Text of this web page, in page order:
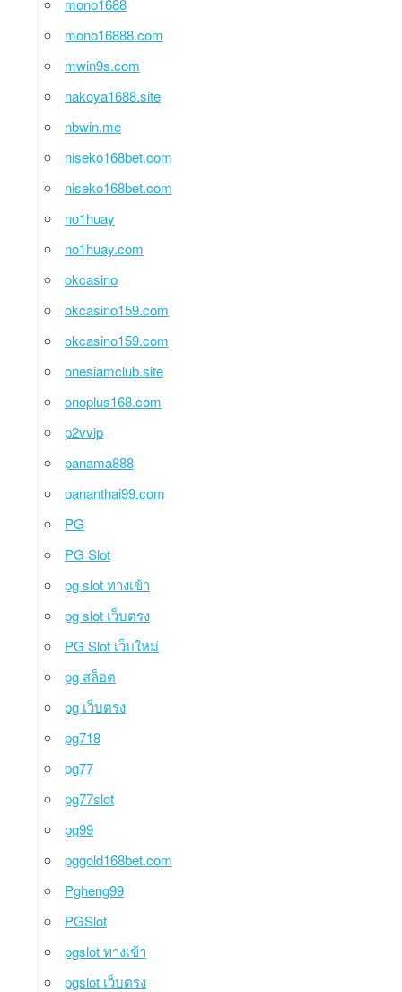
mono1688
mono16888.com
mwin9s.com
nakoya1688.site
nbwin.me
niseko168bet.com
niseko168bet.com
no1huay
no1huay.com
okcasino
okcasino159.com
okcasino159.com
onesiamclub.site
onoplus168.com
p2vvip
panama888
pananthai99.com
PG
PG Slot
pg slot ทางเข้า
pg slot เว็บตรง
PG Slot เว็บใหม่
pg สล็อต
pg เว็บตรง
pg718
pg77
pg77slot
pg99
pggold168bet.com
Pgheng99
PGSlot
pgslot ทางเข้า
pgslot เว็บตรง